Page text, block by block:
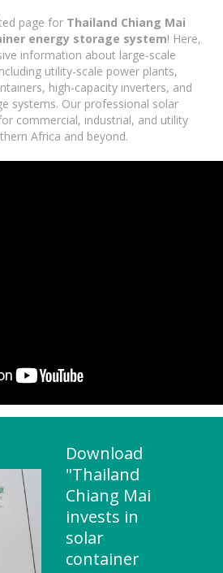
page for Thailand Chiang Mai
energy storage system! Here,
information about large-scale
utility-scale power plants,
high-capacity inverters, and
systems. Our professional solar
commercial, industrial, and utility
Africa and beyond.
Download
"Thailand
Chiang Mai
invests in
solar
container